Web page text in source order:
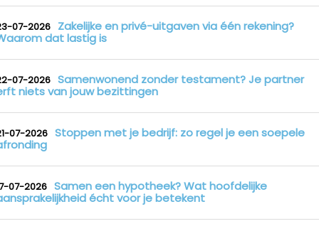
07-2026 Zakelijke en privé-uitgaven via één rekening?
dat lastig is
07-2026 Samenwonend zonder testament? Je partner
niets van jouw bezittingen
07-2026 Stoppen met je bedrijf: zo regel je een soepele
07-2026 Samen een hypotheek? Wat hoofdelijke
écht voor je betekent